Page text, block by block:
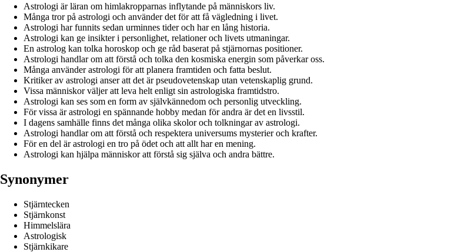
Astrologi är läran om himlakropparnas inflytande på människors liv.
Många tror på astrologi och använder det för att få vägledning i livet.
Astrologi har funnits sedan urminnes tider och har en lång historia.
Astrologi kan ge insikter i personlighet, relationer och livets utmaningar.
En astrolog kan tolka horoskop och ge råd baserat på stjärnornas positioner.
Astrologi handlar om att förstå och tolka den kosmiska energin som påverkar oss.
Många använder astrologi för att planera framtiden och fatta beslut.
Kritiker av astrologi anser att det är pseudovetenskap utan vetenskaplig grund.
Vissa människor väljer att leva helt enligt sin astrologiska framtidstro.
Astrologi kan ses som en form av självkännedom och personlig utveckling.
För vissa är astrologi en spännande hobby medan för andra är det en livsstil.
I dagens samhälle finns det många olika skolor och tolkningar av astrologi.
Astrologi handlar om att förstå och respektera universums mysterier och krafter.
För en del är astrologi en tro på ödet och att allt har en mening.
Astrologi kan hjälpa människor att förstå sig själva och andra bättre.
Synonymer
Stjärntecken
Stjärnkonst
Himmelslära
Astrologisk
Stjärnkikare